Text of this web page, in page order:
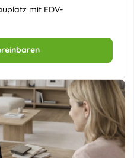
mit EDV-